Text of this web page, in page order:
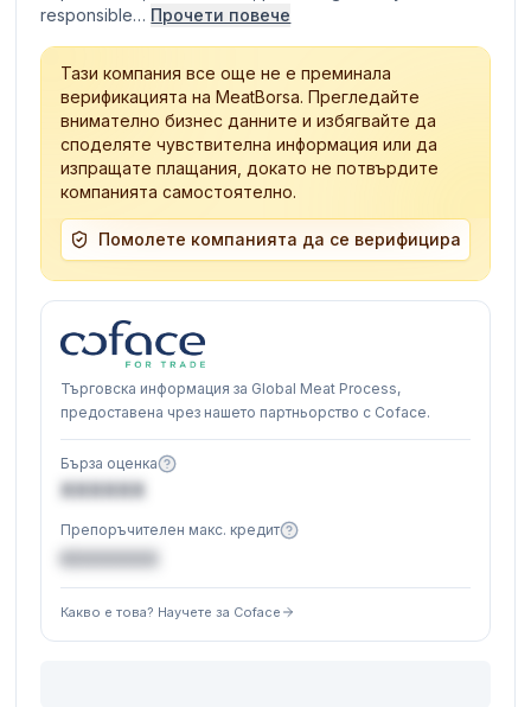
responsible… Прочети повече
Тази компания все още не е преминала
верификацията на MeatBorsa. Прегледайте
внимателно бизнес данните и избягвайте да
споделяте чувствителна информация или да
изпращате плащания, докато не потвърдите
компанията самостоятелно.
Помолете компанията да се верифицира
Търговска информация за Global Meat Process,
предоставена чрез нашето партньорство с Coface.
Бърза оценка
XXXXXX
Препоръчителен макс. кредит
€XXXXXX
Какво е това? Научете за Coface